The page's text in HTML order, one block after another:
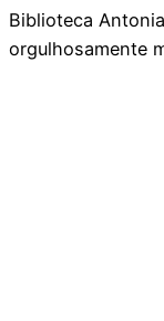
Biblioteca
orgulhosamente